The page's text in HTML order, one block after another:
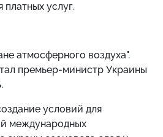
платных услуг.
атмосферного воздуха".
премьер-министр Украины
условий для
международных